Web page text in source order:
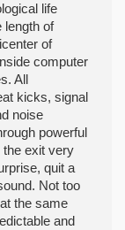
life
length of
of
computer
All
kicks, signal
noise
powerful
the exit very
quit a
Not too
the same
and